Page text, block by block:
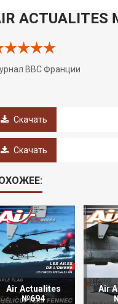
ACTUALITES
ВВС Франции
Скачать
Скачать
Air Actualites
№694
Air